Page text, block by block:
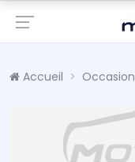
Accueil Occasion